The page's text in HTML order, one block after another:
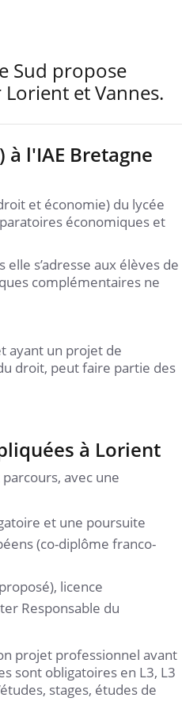
Sud propose
et Vannes.
à l'IAE Bretagne
et économie) du lycée
économiques et
s’adresse aux élèves de
complémentaires ne
ayant un projet de
droit, peut faire partie des
à Lorient
avec une
et une poursuite
(co-diplôme franco-
licence
Responsable du
projet professionnel avant
sont obligatoires en L3, L3
stages, études de